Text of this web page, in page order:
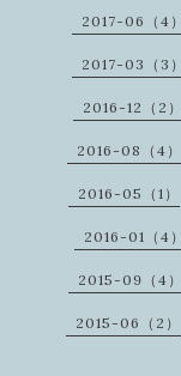
2017-06（4）
2017-03（3）
2016-12（2）
2016-08（4）
2016-05（1）
2016-01（4）
2015-09（4）
2015-06（2）